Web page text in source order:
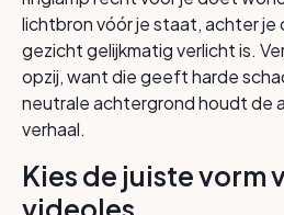
lichtbron vóór je staat, achter je
gezicht gelijkmatig verlicht is.
opzij, want die geeft harde
neutrale achtergrond houdt de
verhaal.
Kies de juiste vorm